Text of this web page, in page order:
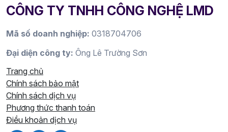
CÔNG TY TNHH CÔNG NGHỆ LMD
Mã số doanh nghiệp: 0318704706
Đại diện công ty: Ông Lê Trường Sơn
Trang chủ
Chính sách bảo mật
Chính sách dịch vụ
Phương thức thanh toán
Điều khoản dịch vụ